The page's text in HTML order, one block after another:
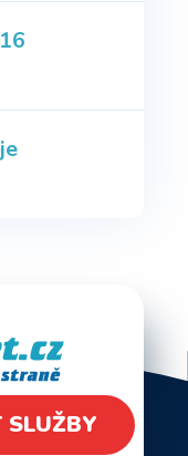
SLUŽBY